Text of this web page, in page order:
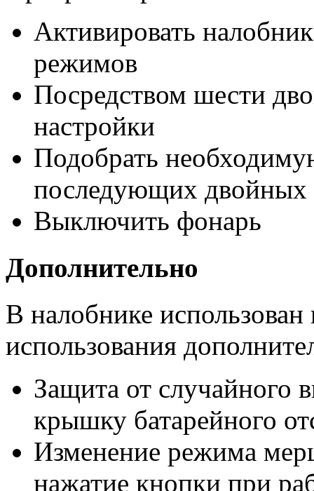
Активировать
режимов
Посредством шести
настройки
Подобрать
последующих двойных
Выключить фонарь
Дополнительно
В налобнике
использования
Защита от случайного
крышку батарейного
Изменение режима
нажатие кнопки при